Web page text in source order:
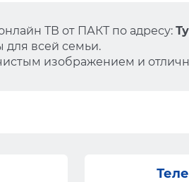
ТВ от ПАКТ по адресу:
для всей семьи.
изображением и